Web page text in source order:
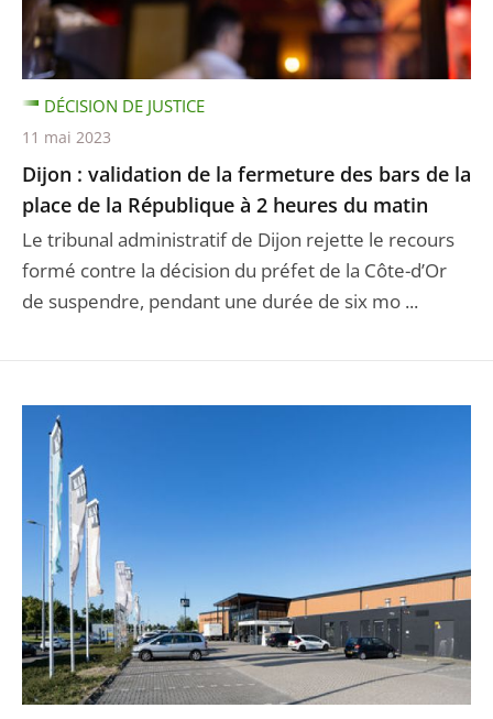
Dijon : validation de la fermeture des bars de la
place de la République à 2 heures du matin
Le tribunal administratif de Dijon rejette le recours
formé contre la décision du préfet de la Côte-d’Or
de suspendre, pendant une durée de six mo ...
DÉCISION DE JUSTICE
11 mai 2023